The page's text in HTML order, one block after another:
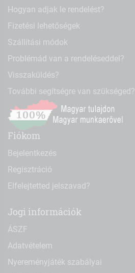
Hogyan adjak le rendelést?
Fizetési lehetőségek
Szállítási módok
Problémád van a rendeléseddel?
Visszaküldés?
További segítségre van szükséged?
Fiókom
Bejelentkezés
Regisztráció
Elfelejtetted jelszavad?
Jogi információk
ÁSZF
Adatvételem
Nyereményjáték szabályai